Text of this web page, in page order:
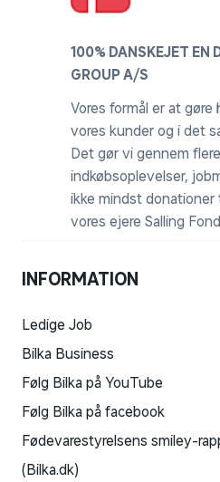
100% DANSKEJET EN
GROUP A/S
Vores formål er at
vores kunder og i det
Det gør vi gennem
indkøbsoplevelser,
ikke mindst donationer
vores ejere Salling
INFORMATION
Ledige Job
Bilka Business
Følg Bilka på YouTube
Følg Bilka på facebook
Fødevarestyrelsens smiley-
(Bilka.dk)